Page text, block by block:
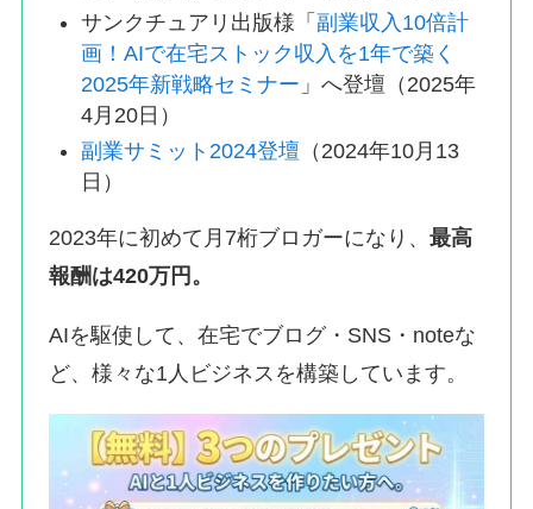
サンクチュアリ出版様「副業収入10倍計
画！AIで在宅ストック収入を1年で築く
2025年新戦略セミナー 」へ登壇（2025年
4月20日）
副業サミット2024登壇 （2024年10月13
日）
2023年に初めて月7桁ブロガーになり、最高
報酬は420万円。
AIを駆使して、在宅でブログ・SNS・noteな
ど、様々な1人ビジネスを構築しています。